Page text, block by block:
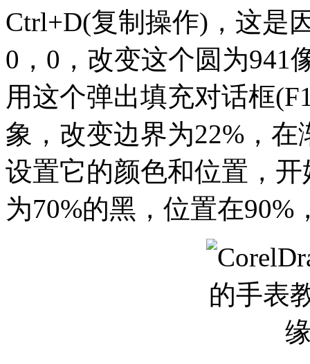
Ctrl+D(复制操作)，这是
0，0，改变这个圆为941
用这个弹出填充对话框
象，改变边界为22%，
设置它的颜色和位置，
为70%的黑，位置在90%